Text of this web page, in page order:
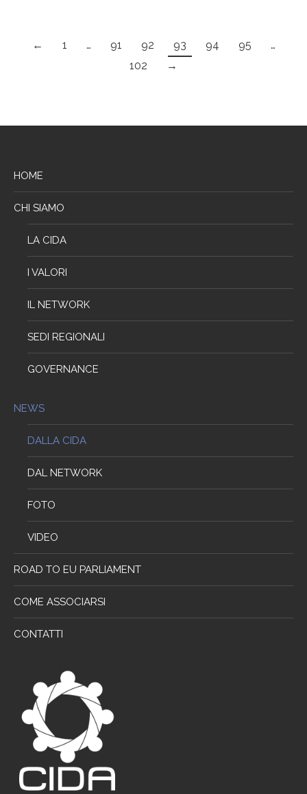
← 1 … 91 92 93 94 95
…
102
→
HOME
CHI SIAMO
LA CIDA
I VALORI
IL NETWORK
SEDI REGIONALI
GOVERNANCE
NEWS
DALLA CIDA
DAL NETWORK
FOTO
VIDEO
ROAD TO EU PARLIAMENT
COME ASSOCIARSI
CONTATTI